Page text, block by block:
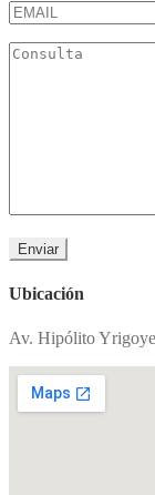
Ubicación
Av. Hipólito